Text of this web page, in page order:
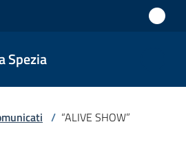
Spezia
/ “ALIVE SHOW”